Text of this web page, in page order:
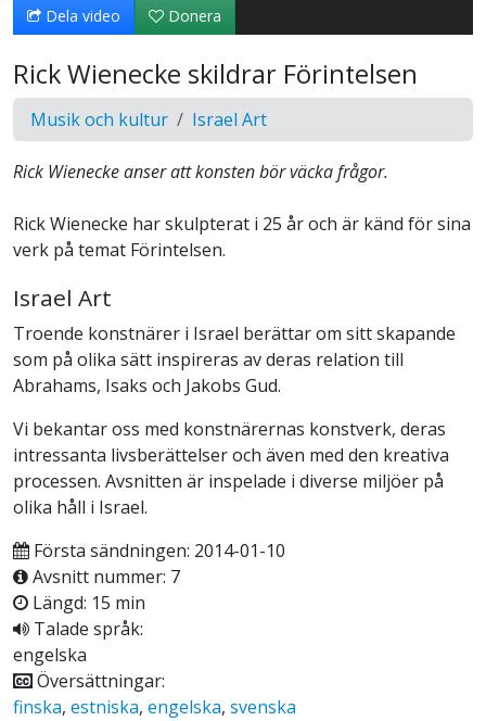
Dela video Donera
Rick Wienecke skildrar Förintelsen
Musik och kultur Israel Art
Rick Wienecke anser att konsten bör väcka frågor.
Rick Wienecke har skulpterat i 25 år och är känd för sina
verk på temat Förintelsen.
Israel Art
Troende konstnärer i Israel berättar om sitt skapande
som på olika sätt inspireras av deras relation till
Abrahams, Isaks och Jakobs Gud.
Vi bekantar oss med konstnärernas konstverk, deras
intressanta livsberättelser och även med den kreativa
processen. Avsnitten är inspelade i diverse miljöer på
olika håll i Israel.
Första sändningen: 2014-01-10
Avsnitt nummer: 7
Längd: 15 min
Talade språk:
engelska
Översättningar:
finska, estniska, engelska, svenska